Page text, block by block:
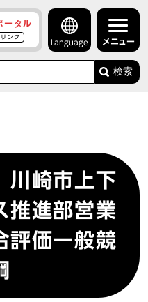
ータル
ンク
Language メニュー
検索
川崎市上下
推進部営業
評価一般競